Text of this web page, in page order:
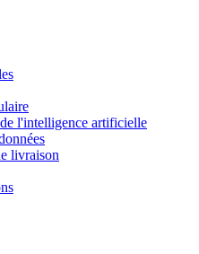
l'intelligence artificielle
livraison